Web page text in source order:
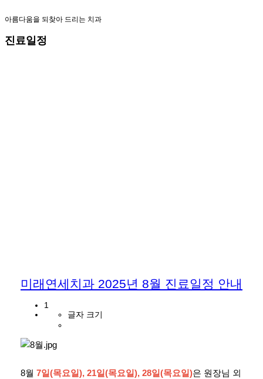
아름다움을 되찾아 드리는 치과
진료일정
미래연세치과 2025년 8월 진료일정 안내
1
글자 크기
8월 7일(목요일), 21일(목요일), 28일(목요일)은 원장님 외